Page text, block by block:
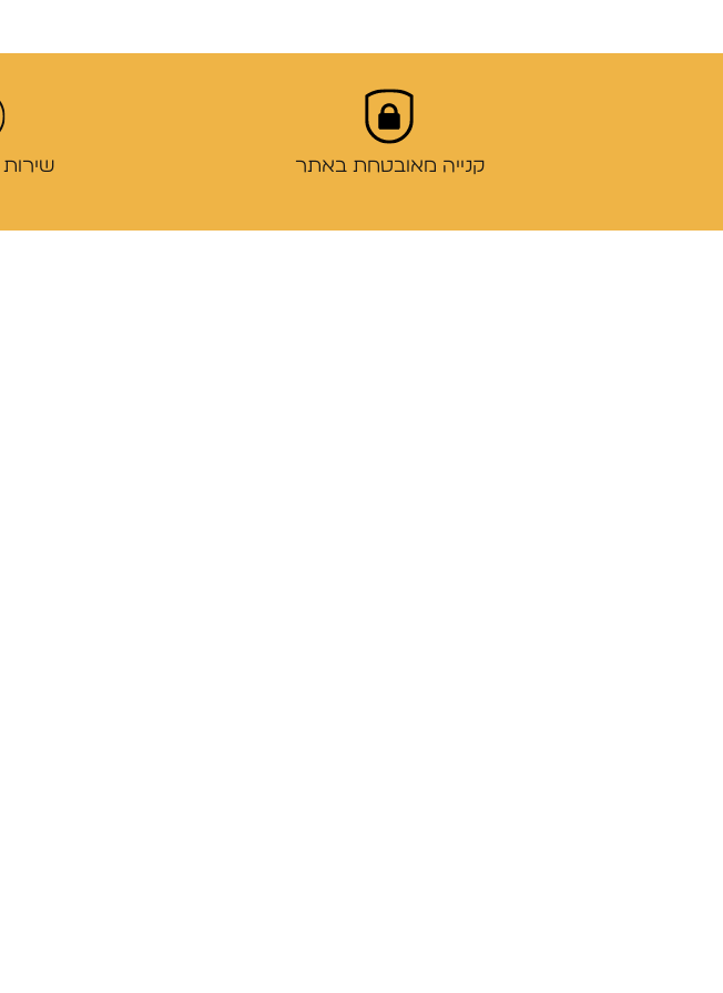
קנייה מאובטחת באתר שירות